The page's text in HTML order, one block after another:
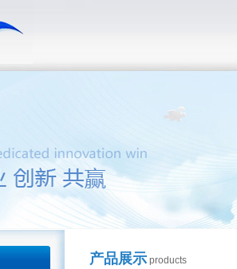
产品展示products